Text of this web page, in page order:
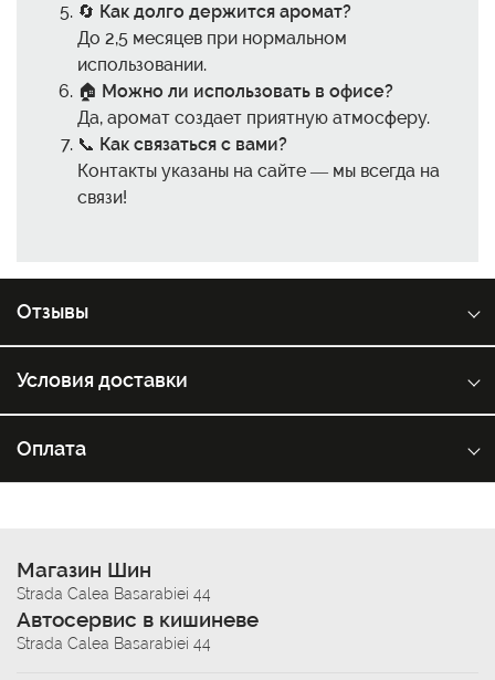
🔄 Как долго держится аромат?
До 2,5 месяцев при нормальном
использовании.
🏠 Можно ли использовать в офисе?
Да, аромат создает приятную атмосферу.
📞 Как связаться с вами?
Контакты указаны на сайте — мы всегда на
связи!
Отзывы
Условия доставки
Оплата
Магазин Шин
Strada Calea Basarabiei 44
Автосервис в кишиневе
Strada Calea Basarabiei 44